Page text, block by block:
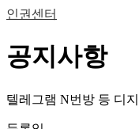
인권센터
공지사항
텔레그램 N번방 등 디